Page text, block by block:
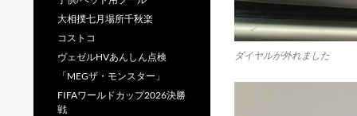
ダイヤルが外れました
大相撲七月場所千秋楽
コストコ
ヴェゼルHVあんしん点検
「MEGザ・モンスター」
FIFAワールドカップ2026決勝
戦